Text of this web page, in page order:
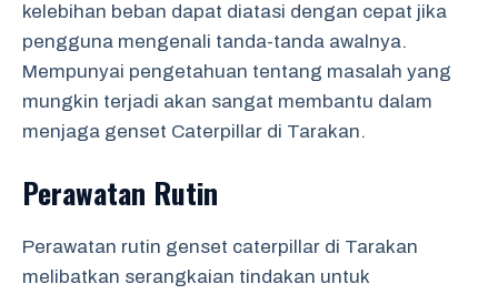
kelebihan beban dapat diatasi dengan cepat jika
pengguna mengenali tanda-tanda awalnya.
Mempunyai pengetahuan tentang masalah yang
mungkin terjadi akan sangat membantu dalam
menjaga genset Caterpillar di Tarakan.
Perawatan Rutin
Perawatan rutin genset caterpillar di Tarakan
melibatkan serangkaian tindakan untuk